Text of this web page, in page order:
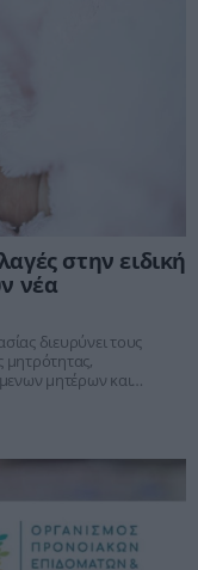
στην ειδική
νέα
διευρύνει τους
μητρότητας,
μητέρων και